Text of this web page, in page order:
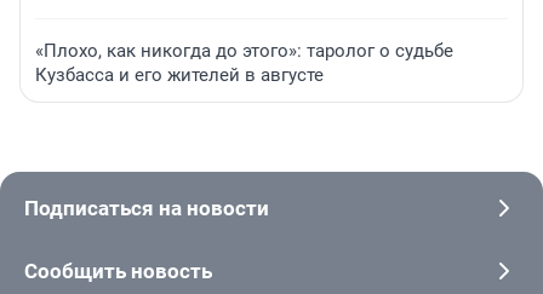
«Плохо, как никогда до этого»: таролог о судьбе
Кузбасса и его жителей в августе
Подписаться на новости
Сообщить новость